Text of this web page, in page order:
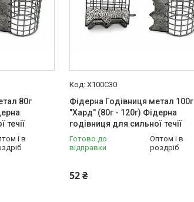
80г
течії
і в
X100C30
Фідерна Годівниця метал 100г
"Хард" (80г - 120г) Фідерна
годівниця для сильної течії
Готово до
відправки
Оптом і в
роздріб
52 ₴